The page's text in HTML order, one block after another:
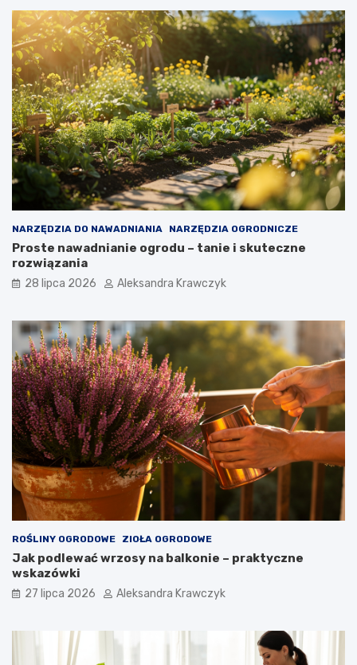
NARZĘDZIA DO NAWADNIANIA NARZĘDZIA OGRODNICZE
Proste nawadnianie ogrodu – tanie i skuteczne
rozwiązania
28 lipca 2026 Aleksandra Krawczyk
ROŚLINY OGRODOWE ZIOŁA OGRODOWE
Jak podlewać wrzosy na balkonie – praktyczne
wskazówki
27 lipca 2026 Aleksandra Krawczyk